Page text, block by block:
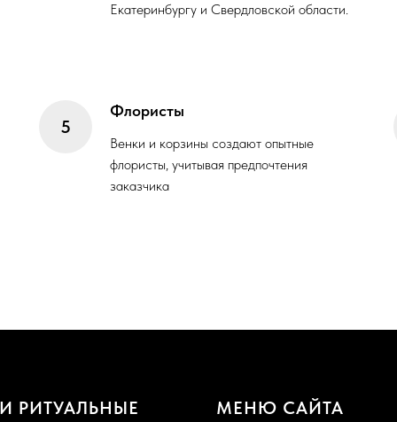
Екатеринбургу и Свердловской области.
Флористы
Венки и корзины создают опытные
флористы, учитывая предпочтения
заказчика
РИТУАЛЬНЫЕ МЕНЮ САЙТА